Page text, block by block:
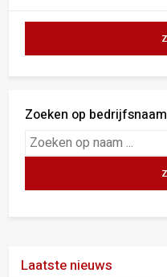
Zoeken op bedrijfsnaam
Laatste nieuws